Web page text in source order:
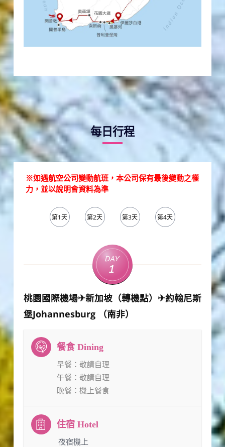
每日行程
※如遇航空公司變動航班，本公司保有最後變動之權
力，並以說明會資料為準
第1天 第2天 第3天 第4天
Day
1
桃園國際機場✈新加坡（轉機點）✈約翰尼斯
堡Johannesburg （南非）
早餐 ：敬請自理
午餐 ：敬請自理
晚餐 ：機上餐食
：夜宿機上